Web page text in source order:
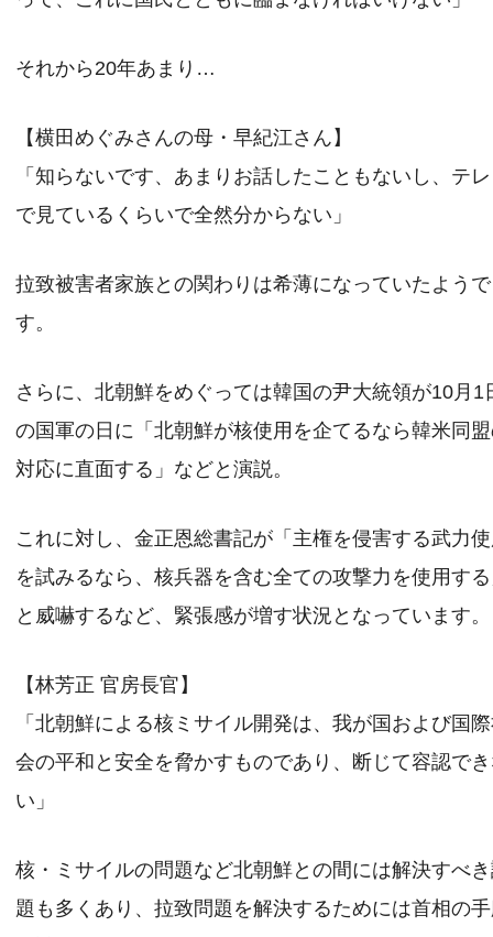
それから20年あまり…
【横田めぐみさんの母・早紀江さん】
「知らないです、あまりお話したこともないし、テ
で見ているくらいで全然分からない」
拉致被害者家族との関わりは希薄になっていたようで
す。
さらに、北朝鮮をめぐっては韓国の尹大統領が10月1
の国軍の日に「北朝鮮が核使用を企てるなら韓米同
対応に直面する」などと演説。
これに対し、金正恩総書記が「主権を侵害する武力
を試みるなら、核兵器を含む全ての攻撃力を使用す
と威嚇するなど、緊張感が増す状況となっています。
【林芳正 官房長官】
「北朝鮮による核ミサイル開発は、我が国および国
会の平和と安全を脅かすものであり、断じて容認で
い」
核・ミサイルの問題など北朝鮮との間には解決すべ
題も多くあり、拉致問題を解決するためには首相の